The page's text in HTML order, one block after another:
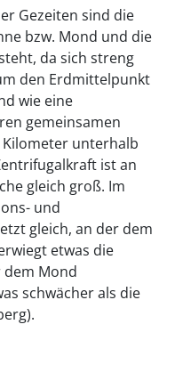
Gezeiten sind die
bzw. Mond und die
da sich streng
den Erdmittelpunkt
wie eine
gemeinsamen
Kilometer unterhalb
ist an
gleich groß. Im
und
gleich, an der dem
etwas die
dem Mond
schwächer als die